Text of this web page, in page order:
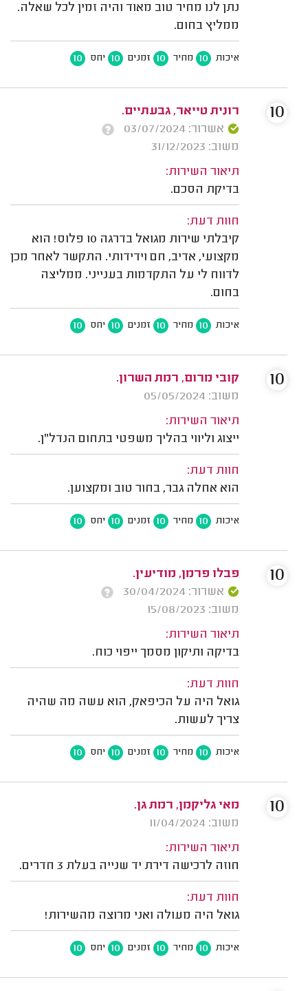
נתן לנו מחיר טוב מאוד והיה זמין לכל שאלה.
ממליץ בחום.
איכות 10 מחיר 10 זמנים 10 יחס 10
רונית טייאר, גבעתיים.
אשרור: 03/07/2024
משוב: 31/12/2023
תיאור השירות:
בדיקת הסכם.
חוות דעת:
קיבלתי שירות מגואל בדרגה 10 פלוס! הוא
מקצועי, אדיב, חם וידידותי. התקשר לאחר מכן
לדווח לי על התקדמות בענייני. ממליצה
בחום.
איכות 10 מחיר 10 זמנים 10 יחס 10
10
קובי מרום, רמת השרון.
משוב: 05/05/2024
תיאור השירות:
ייצוג וליווי בהליך משפטי בתחום הנדל"ן.
חוות דעת:
הוא אחלה גבר, בחור טוב ומקצוען.
איכות 10 מחיר 10 זמנים 10 יחס 10
10
פבלו פרמן, מודיעין.
אשרור: 30/04/2024
משוב: 15/08/2023
תיאור השירות:
בדיקה ותיקון מסמך ייפוי כוח.
חוות דעת:
גואל היה על הכיפאק, הוא עשה מה שהיה
צריך לעשות.
איכות 10 מחיר 10 זמנים 10 יחס 10
10
מאי גליקמן, רמת גן.
משוב: 11/04/2024
תיאור השירות:
חוזה לרכישה דירת יד שנייה בעלת 3 חדרים.
חוות דעת:
גואל היה מעולה ואני מרוצה מהשירות!
איכות 10 מחיר 10 זמנים 10 יחס 10
10